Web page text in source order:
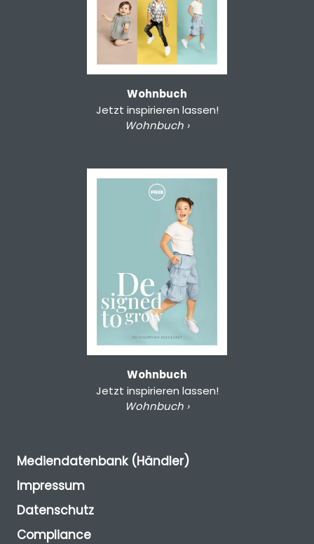
Wohnbuch
Jetzt inspirieren lassen!
Wohnbuch ›
Wohnbuch
Jetzt inspirieren lassen!
Wohnbuch ›
Mediendatenbank (Händler)
Impressum
Datenschutz
Compliance